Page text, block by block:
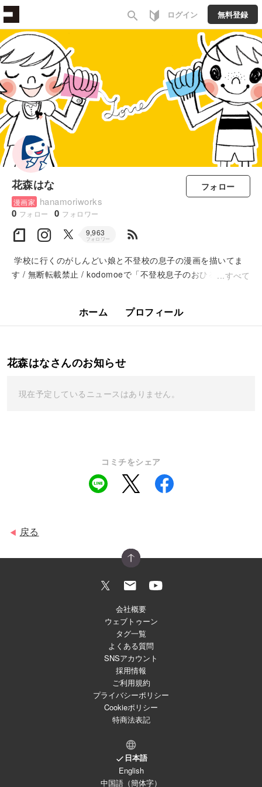
search ログイン 無料登録
花森はな
漫画家 hanamoriworks
0 フォロー 0 フォロワー
フォロー
9,963
フォロワー rss_feed
学校に行くのがしんどい娘と不登校の息子の漫画を描いてま
す / 無断転載禁止 / kodomoeで「不登校息子のおひるごはすべて
ホーム プロフィール
花森はなさんのお知らせ
現在予定しているニュースはありません。
コミチをシェア
◀ 戻る
会社概要
ウェブトゥーン
タグ一覧
よくある質問
SNSアカウント
採用情報
ご利用規約
プライバシーポリシー
Cookieポリシー
特商法表記
日本語
English
中国語（簡体字）